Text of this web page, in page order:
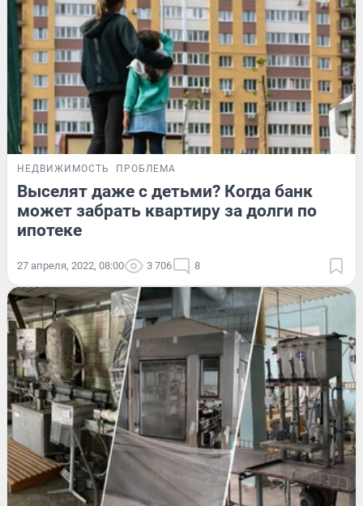
НЕДВИЖИМОСТЬ ПРОБЛЕМА
Выселят даже с детьми? Когда банк
может забрать квартиру за долги по
ипотеке
27 апреля, 2022, 08:00 3 706 8